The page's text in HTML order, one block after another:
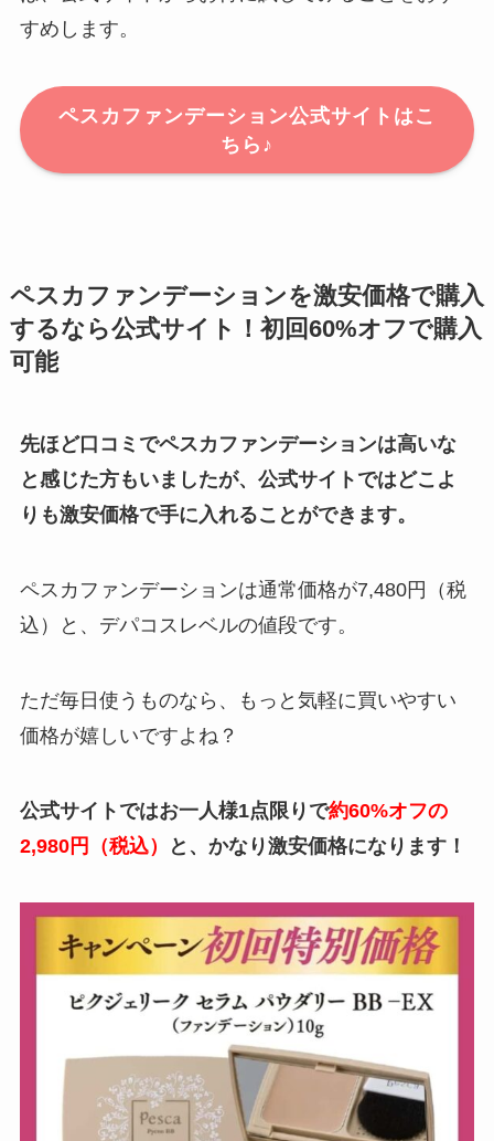
すめします。
ペスカファンデーション公式サイトはこ
ちら♪
ペスカファンデーションを激安価格で購入
するなら公式サイト！初回60%オフで購入
可能
先ほど口コミでペスカファンデーションは高いな
と感じた方もいましたが、公式サイトではどこよ
りも激安価格で手に入れることができます。
ペスカファンデーションは通常価格が7,480円（税
込）と、デパコスレベルの値段です。
ただ毎日使うものなら、もっと気軽に買いやすい
価格が嬉しいですよね？
公式サイトではお一人様1点限りで約60%オフの
2,980円（税込）
と、かなり激安価格になります！